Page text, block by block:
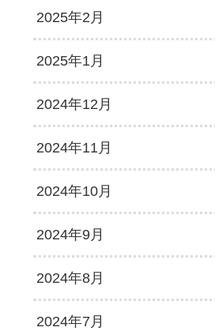
2025年2月
2025年1月
2024年12月
2024年11月
2024年10月
2024年9月
2024年8月
2024年7月